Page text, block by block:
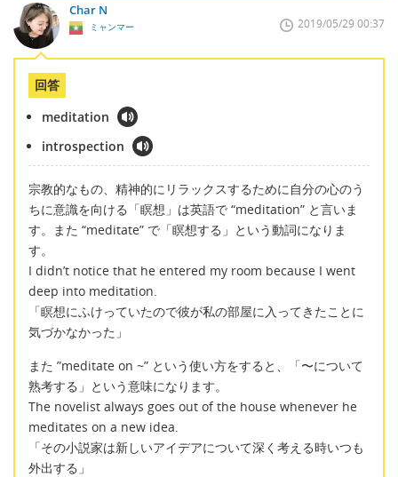
Char N
ミャンマー 2019/05/29 00:37
回答
meditation
introspection
宗教的なもの、精神的にリラックスするために自分の心のう
ちに意識を向ける「瞑想」は英語で “meditation” と言いま
す。また “meditate” で「瞑想する」という動詞になりま
す。
I didn’t notice that he entered my room because I went
deep into meditation.
「瞑想にふけっていたので彼が私の部屋に入ってきたことに
気づかなかった」
また ”meditate on ~” という使い方をすると、「〜について
熟考する」という意味になります。
The novelist always goes out of the house whenever he
meditates on a new idea.
「その小説家は新しいアイデアについて深く考える時いつも
外出する」